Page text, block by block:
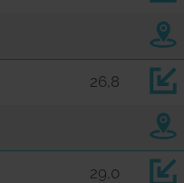
26,8
29,0